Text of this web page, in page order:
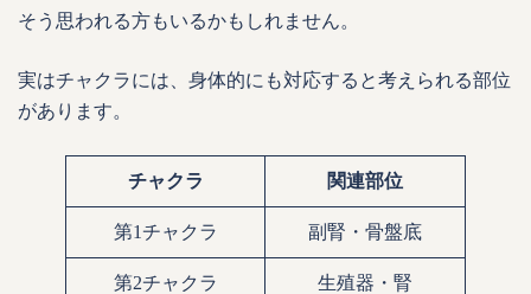
そう思われる方もいるかもしれません。
実はチャクラには、身体的にも対応すると考えられる部位
があります。
チャクラ 関連部位
第1チャクラ 副腎・骨盤底
第2チャクラ 生殖器・腎